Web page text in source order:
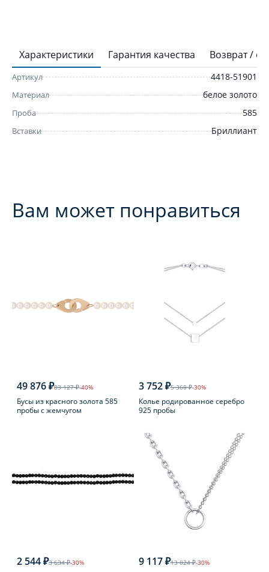
Характеристики Гарантия качества Возврат /
Артикул 4418-51901
Материал белое золото
Проба 585
Вставки Бриллиант
Вам может понравиться
49 876 ₽83 127 ₽-40%
Бусы из красного золота 585
пробы с жемчугом
3 752 ₽5 360 ₽-30%
Колье родированное серебро
925 пробы
2 544 ₽3 634 ₽-30% 9 117 ₽13 024 ₽-30%